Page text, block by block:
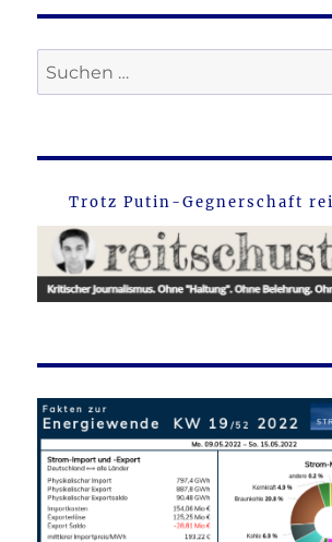
Suche
nach:
Trotz Putin-Gegnerschaft